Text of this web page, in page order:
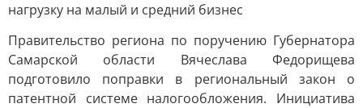
нагрузку на малый и средний бизнес
Правительство региона по поручению Губернатора
Самарской области Вячеслава Федорищева
подготовило поправки в региональный закон о
патентной системе налогообложения. Инициатива